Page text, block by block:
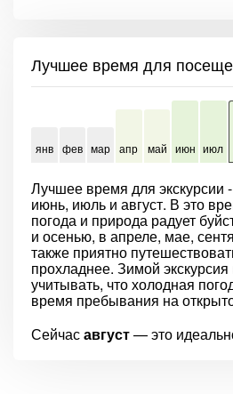
Лучшее время для
янв фев мар апр май июн июл
Лучшее время для экскурсии
июнь, июль и август. В это
погода и природа радует
и осенью, в апреле, мае,
также приятно
прохладнее. Зимой
учитывать, что холодная
время пребывания на
Сейчасавгуст— это